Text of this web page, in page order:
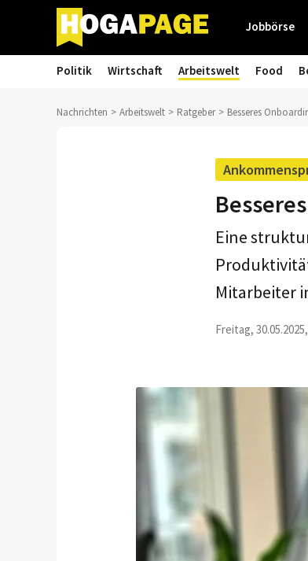
Jobbörse
Politik Wirtschaft Arbeitswelt Food
Nachrichten Arbeitswelt Ratgeber Besseres
Eine
Mitarbeiter
Freitag,